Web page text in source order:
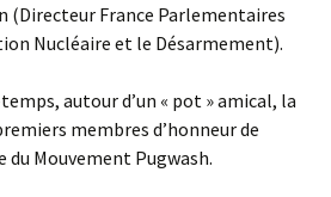
(Directeur France Parlementaires
Nucléaire et le Désarmement).
autour d’un « pot » amical, la
membres d’honneur de
du Mouvement Pugwash.